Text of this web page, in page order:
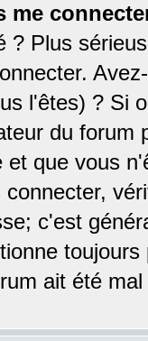
me
? Plus
l'êtes) ? Si
du forum
que vous
c'est
ait été